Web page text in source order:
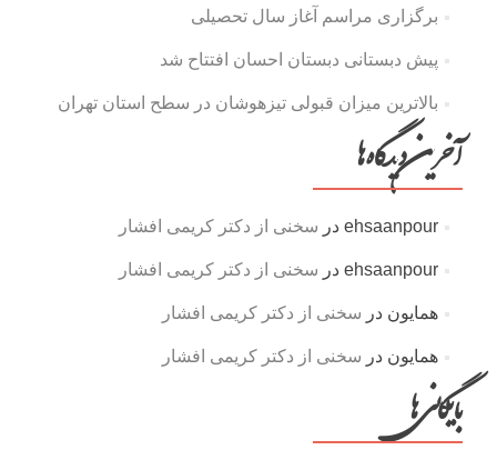
برگزاری مراسم آغاز سال تحصیلی
پیش دبستانی دبستان احسان افتتاح شد
بالاترین میزان قبولی تیزهوشان در سطح استان تهران
آخرین دیدگاه‌ها
ehsaanpourدر سخنی از دکتر کریمی افشار
ehsaanpourدر سخنی از دکتر کریمی افشار
همایون در سخنی از دکتر کریمی افشار
همایون در سخنی از دکتر کریمی افشار
بایگانی‌ها